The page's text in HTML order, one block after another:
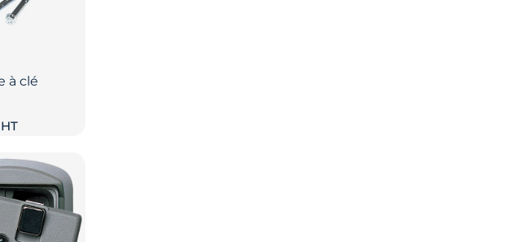
à clé
HT